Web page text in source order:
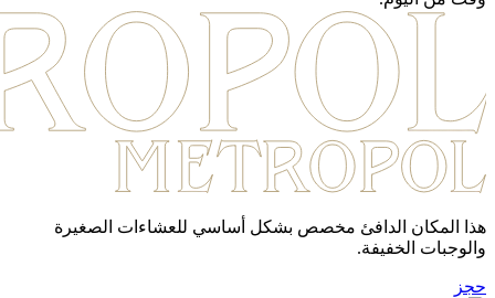
هذا المكان الدافئ مخصص بشكل أساسي للعشاءات الصغيرة
والوجبات الخفيفة.
حجز